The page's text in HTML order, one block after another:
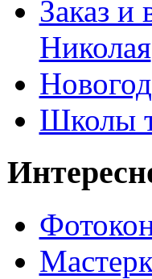
Заказ и
Николая
Школы